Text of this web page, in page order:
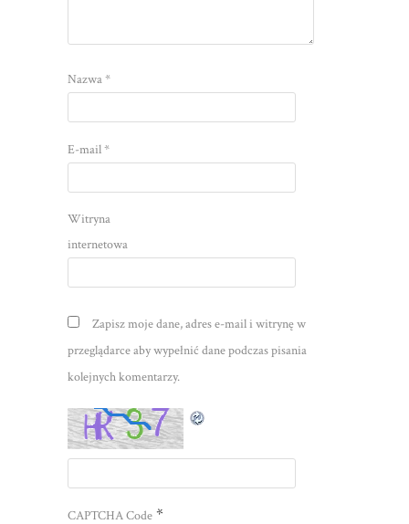
Nazwa*
E-mail*
Witryna
internetowa
Zapisz moje dane, adres e-mail i witrynę w
przeglądarce aby wypełnić dane podczas pisania
kolejnych komentarzy.
CAPTCHA Code *